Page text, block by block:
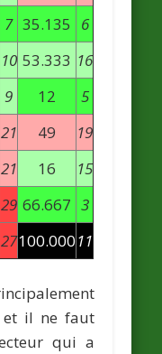
7 35.135
6
10 53.333 16
9 12
5
21 49
19
21 16
15
29 66.667 3
27100.00011
et il ne faut
qui a